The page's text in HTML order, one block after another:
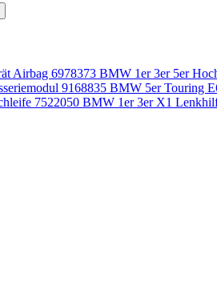
BMW 1er 3er 5er
BMW 5er Touring
BMW 1er 3er X1